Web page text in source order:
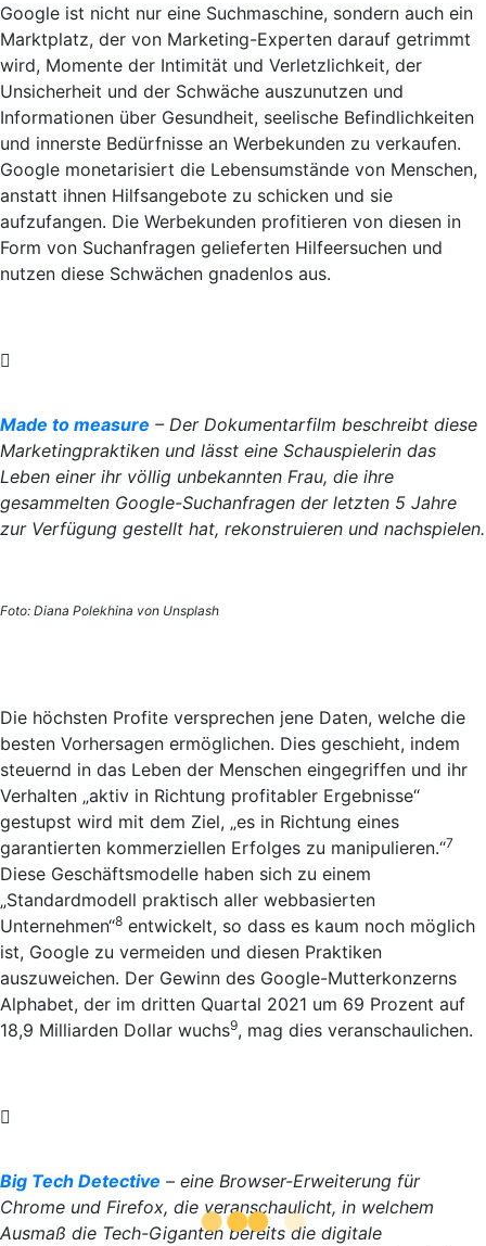
Google ist nicht nur eine Suchmaschine, sondern auch ein
Marktplatz, der von Marketing-Experten darauf getrimmt
wird, Momente der Intimität und Verletzlichkeit, der
Unsicherheit und der Schwäche auszunutzen und
Informationen über Gesundheit, seelische Befindlichkeiten
und innerste Bedürfnisse an Werbekunden zu verkaufen.
Google monetarisiert die Lebensumstände von Menschen,
anstatt ihnen Hilfsangebote zu schicken und sie
aufzufangen. Die Werbekunden profitieren von diesen in
Form von Suchanfragen gelieferten Hilfeersuchen und
nutzen diese Schwächen gnadenlos aus.
Made to measure – Der Dokumentarfilm beschreibt diese
Marketingpraktiken und lässt eine Schauspielerin das
Leben einer ihr völlig unbekannten Frau, die ihre
gesammelten Google-Suchanfragen der letzten 5 Jahre
zur Verfügung gestellt hat, rekonstruieren und nachspielen.
Foto: Diana Polekhina von Unsplash
Die höchsten Profite versprechen jene Daten, welche die
besten Vorhersagen ermöglichen. Dies geschieht, indem
steuernd in das Leben der Menschen eingegriffen und ihr
Verhalten „aktiv in Richtung profitabler Ergebnisse“
gestupst wird mit dem Ziel, „es in Richtung eines
garantierten kommerziellen Erfolges zu manipulieren.“7
Diese Geschäftsmodelle haben sich zu einem
„Standardmodell praktisch aller webbasierten
Unternehmen“8 entwickelt, so dass es kaum noch möglich
ist, Google zu vermeiden und diesen Praktiken
auszuweichen. Der Gewinn des Google-Mutterkonzerns
Alphabet, der im dritten Quartal 2021 um 69 Prozent auf
18,9 Milliarden Dollar wuchs9, mag dies veranschaulichen.
Big Tech Detective – eine Browser-Erweiterung für
Chrome und Firefox, die veranschaulicht, in welchem
Ausmaß die Tech-Giganten bereits die digitale